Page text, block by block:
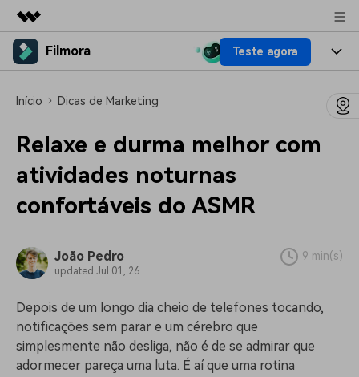
Produtos em destaque
Utilitários
Soluções
Sala de imprensa
Loja
Suporte
Filmora Teste agora
Vídeo/Imagem
Áudio
Soluções
Filmora para
Recursos
Prompts de Vídeo
populares para gerar vídeos
semelhantes em segundos
tendências de marketing de
vídeo em 2025
Central de ajuda
Fale conosco
Estamos aqui para ajudar
Histórias de clientes
Veja como nossos clientes
alcançam sucesso
Preços Entrar
Buscar
Início Dicas de Marketing
Relaxe e durma melhor com
atividades noturnas
confortáveis do ASMR
João Pedro
updated Jul 01, 26
9 min(s)
Depois de um longo dia cheio de telefones tocando,
notificações sem parar e um cérebro que
simplesmente não desliga, não é de se admirar que
adormecer pareça uma luta. É aí que uma rotina